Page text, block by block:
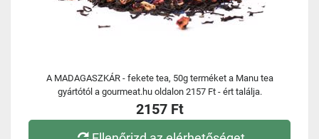
A MADAGASZKÁR - fekete tea, 50g terméket a Manu tea
gyártótól a gourmeat.hu oldalon 2157 Ft - ért találja.
2157 Ft